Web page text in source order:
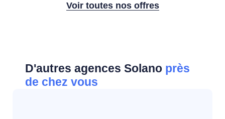
Voir toutes nos offres
D'autres agences Solano près
de chez vous